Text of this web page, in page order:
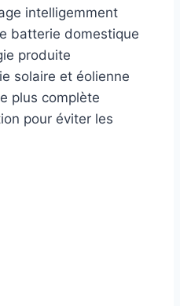
intelligemment
batterie domestique
produite
solaire et éolienne
plus complète
pour éviter les